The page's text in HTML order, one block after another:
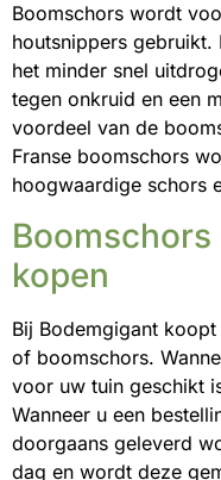
Boomschors wordt
houtsnippers
het minder snel
tegen onkruid en een
voordeel van de
Franse boomschors
hoogwaardige schors
kopen
Bij Bodemgigant
of boomschors.
voor uw tuin geschikt
Wanneer u een
doorgaans geleverd
dag en wordt deze